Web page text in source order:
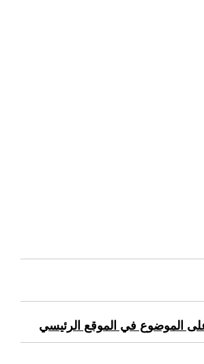
الموضوع في الموقع الرئيسي